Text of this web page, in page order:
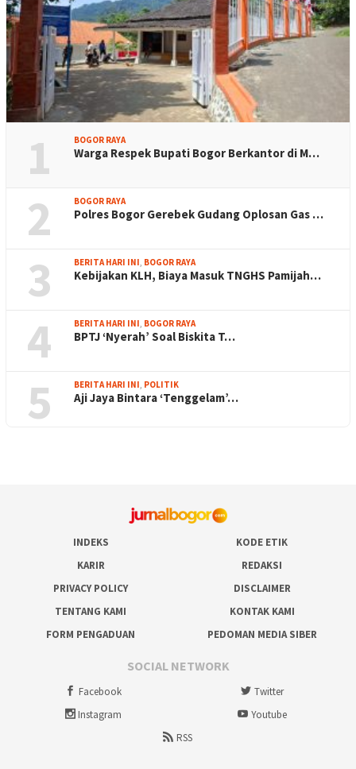
1 BOGOR RAYA
Warga Respek Bupati Bogor Berkantor di M…
2 BOGOR RAYA
Polres Bogor Gerebek Gudang Oplosan Gas …
3 BERITA HARI INI, BOGOR RAYA
Kebijakan KLH, Biaya Masuk TNGHS Pamijah…
4 BERITA HARI INI, BOGOR RAYA
BPTJ ‘Nyerah’ Soal Biskita T…
5 BERITA HARI INI, POLITIK
Aji Jaya Bintara ‘Tenggelam’…
INDEKS
KODE ETIK
KARIR
REDAKSI
PRIVACY POLICY
DISCLAIMER
TENTANG KAMI
KONTAK KAMI
FORM PENGADUAN
PEDOMAN MEDIA SIBER
SOCIAL NETWORK
Facebook
Twitter
Instagram
Youtube
RSS